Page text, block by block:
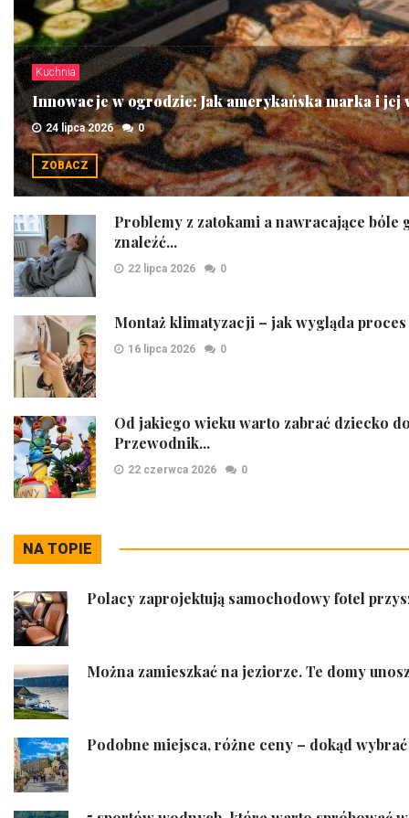
Kuchnia
Innowacje w ogrodzie: Jak amerykańska marka i jej
24 lipca 2026 0
ZOBACZ
Problemy z zatokami a nawracające bóle
znaleźć...
22 lipca 2026 0
Montaż klimatyzacji – jak wygląda
16 lipca 2026 0
Od jakiego wieku warto zabrać dziecko
Przewodnik...
22 czerwca 2026 0
NA TOPIE
Polacy zaprojektują samochodowy fotel
Można zamieszkać na jeziorze. Te domy
Podobne miejsca, różne ceny – dokąd